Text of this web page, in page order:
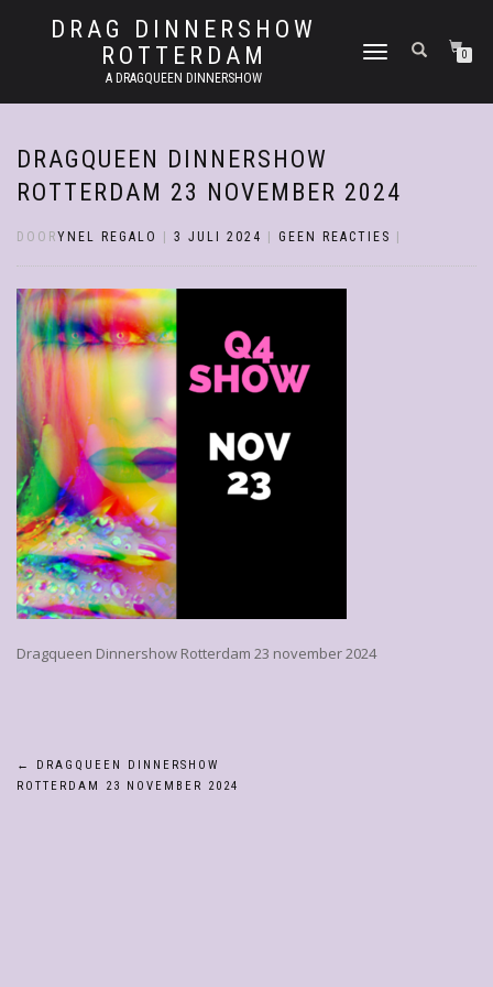
DRAG DINNERSHOW
ROTTERDAM
A DRAGQUEEN DINNERSHOW
SCHAKEL
0
DRAGQUEEN DINNERSHOW
ROTTERDAM 23 NOVEMBER 2024
DOORYNEL REGALO 3 JULI 2024 GEEN REACTIES
Dragqueen Dinnershow Rotterdam 23 november 2024
Bericht
←
DRAGQUEEN DINNERSHOW
ROTTERDAM 23 NOVEMBER 2024